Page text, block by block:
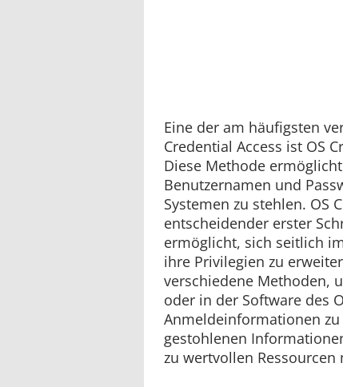
Eine der am häufigsten
Credential Access ist OS
Diese Methode
Benutzernamen und
Systemen zu stehlen. OS
entscheidender erster
ermöglicht, sich seitlich
ihre Privilegien zu
verschiedene Methoden,
oder in der Software des
Anmeldeinformationen
gestohlenen
zu wertvollen